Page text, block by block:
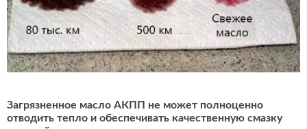
Загрязненное масло АКПП не может полноценно
отводить тепло и обеспечивать качественную смазку